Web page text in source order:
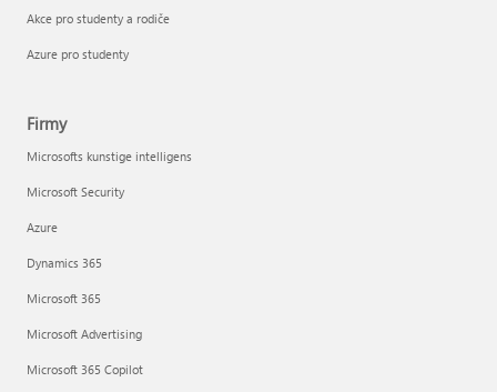
Akce pro studenty a rodiče
Azure pro studenty
Firmy
Microsofts kunstige intelligens
Microsoft Security
Azure
Dynamics 365
Microsoft 365
Microsoft Advertising
Microsoft 365 Copilot